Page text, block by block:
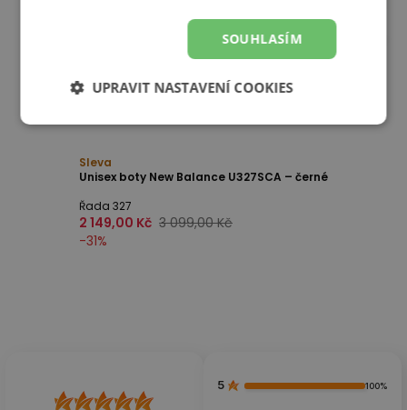
Sleva
Unisex boty New Balance U327SCA – černé
Řada 327
2 149,00 Kč 3 099,00 Kč
-31%
5 100%
SOUHLASÍM
UPRAVIT NASTAVENÍ COOKIES